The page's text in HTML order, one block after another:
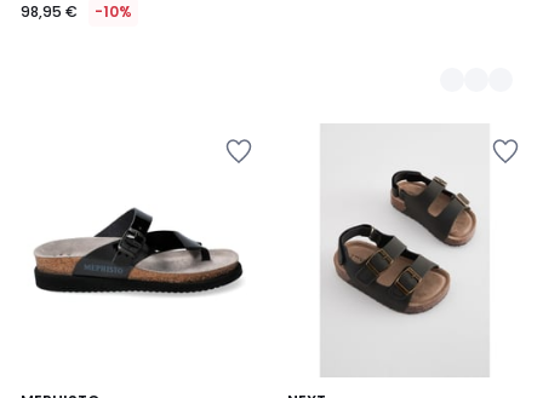
98,95 € -10%